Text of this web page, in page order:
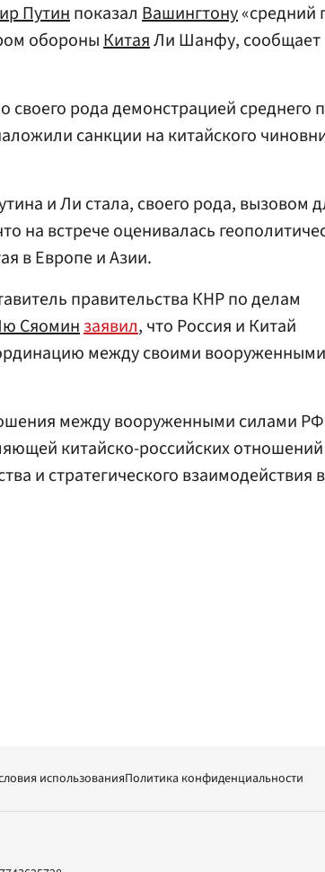
Путинпоказал Вашингтону«средний
обороныКитаяЛи Шанфу, сообщает
своего рода демонстрацией среднего
санкции на китайского
и Ли стала, своего рода, вызовом
на встрече оценивалась
в Европе и Азии.
правительства КНР по делам
Сяоминзаявил, что Россия и Китай
между своими вооруженными
между вооруженными силами
китайско-российских отношений
и стратегического взаимодействия
использованияПолитика конфиденциальности